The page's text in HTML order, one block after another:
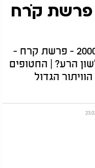
ערוץ 2000 - פרשת קֹרח
'מאירים את השבת' מבית ערוץ 2000 - פרשת קרח -
הרע? | החטופים
הגדול